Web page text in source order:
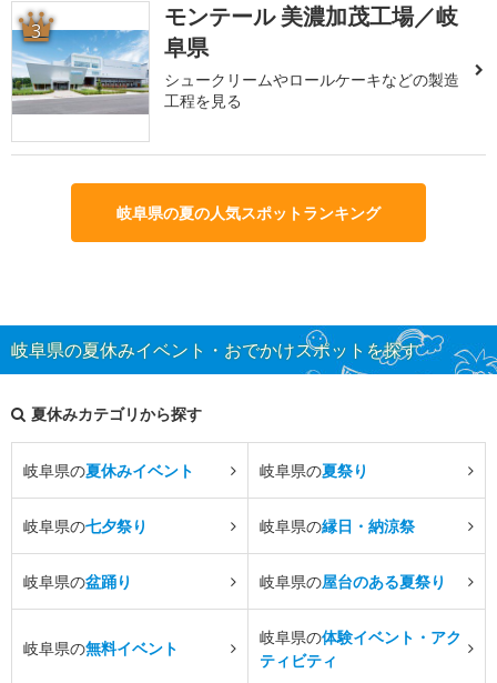
3
モンテール 美濃加茂工場／岐
阜県
シュークリームやロールケーキなどの製造
工程を見る
岐阜県の夏の人気スポットランキング
岐阜県の夏休みイベント・おでかけスポットを探す
夏休みカテゴリから探す
岐阜県の夏休みイベント 岐阜県の夏祭り
岐阜県の七夕祭り 岐阜県の縁日・納涼祭
岐阜県の盆踊り 岐阜県の屋台のある夏祭り
岐阜県の無料イベント
岐阜県の体験イベント・アク
ティビティ